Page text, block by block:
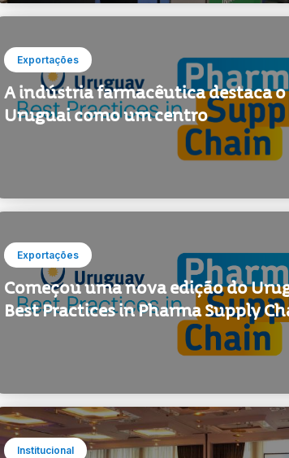
Exportações
A indústria farmacêutica destaca o
Uruguai como um centro
Exportações
Começou uma nova edição do
Best Practices in Pharma Supply
Institucional